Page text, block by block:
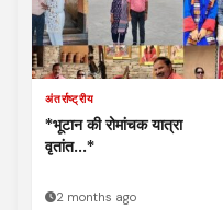
अंतर्राष्ट्रीय
*भूटान की रोमांचक यात्रा
वृतांत…*
2 months ago